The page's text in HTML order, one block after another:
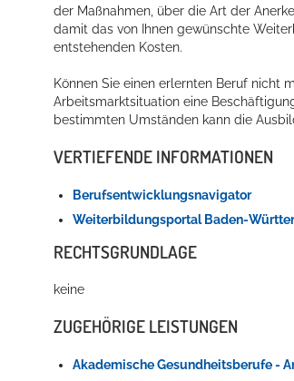
der Maßnahmen, über die Art der
damit das von Ihnen gewünschte
entstehenden Kosten.
Können Sie einen erlernten Beruf nicht
Arbeitsmarktsituation eine
bestimmten Umständen kann die
VERTIEFENDE INFORMATIONEN
Berufsentwicklungsnavigator
Weiterbildungsportal Baden-
RECHTSGRUNDLAGE
keine
ZUGEHÖRIGE LEISTUNGEN
Akademische Gesundheitsberufe -